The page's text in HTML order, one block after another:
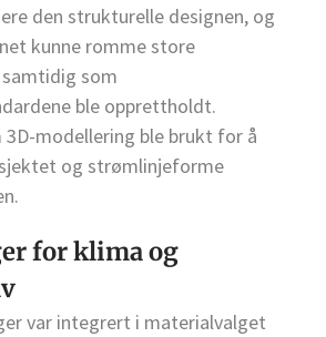
den strukturelle designen, og
kunne romme store
som
ble opprettholdt.
3D-modellering ble brukt for å
og strømlinjeforme
for klima og
var integrert i materialvalget